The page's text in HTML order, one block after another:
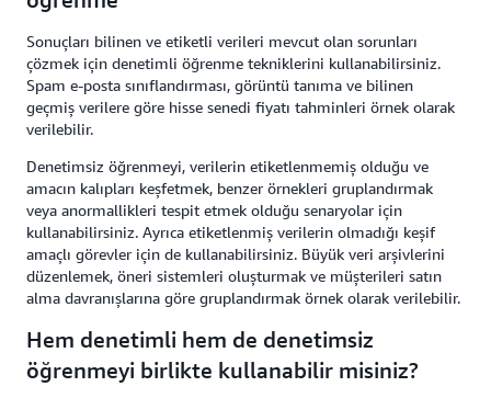
Sonuçları bilinen ve etiketli verileri mevcut olan sorunları
çözmek için denetimli öğrenme tekniklerini kullanabilirsiniz.
Spam e-posta sınıflandırması, görüntü tanıma ve bilinen
geçmiş verilere göre hisse senedi fiyatı tahminleri örnek olarak
verilebilir.
Denetimsiz öğrenmeyi, verilerin etiketlenmemiş olduğu ve
amacın kalıpları keşfetmek, benzer örnekleri gruplandırmak
veya anormallikleri tespit etmek olduğu senaryolar için
kullanabilirsiniz. Ayrıca etiketlenmiş verilerin olmadığı keşif
amaçlı görevler için de kullanabilirsiniz. Büyük veri arşivlerini
düzenlemek, öneri sistemleri oluşturmak ve müşterileri satın
alma davranışlarına göre gruplandırmak örnek olarak verilebilir.
Hem denetimli hem de denetimsiz
öğrenmeyi birlikte kullanabilir misiniz?